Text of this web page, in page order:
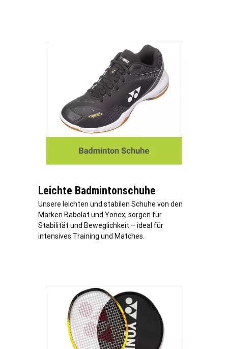
Leichte Badmintonschuhe
Unsere leichten und stabilen Schuhe von den
Marken Babolat und Yonex, sorgen für
Stabilität und Beweglichkeit – ideal für
intensives Training und Matches.